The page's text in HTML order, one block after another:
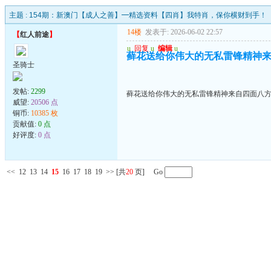
主题 : 154期：新澳门【成人之善】━精选资料【四肖】我特肖，保你横财到手！
【红人前途】
圣骑士
发帖: 2299
威望: 20506 点
铜币: 10385 枚
贡献值: 0 点
好评度: 0 点
14楼 发表于: 2026-06-02 22:57
u 回复 u 编辑 u
藓花送给你伟大的无私雷锋精神
藓花送给你伟大的无私雷锋精神来自四面八
<< 12 13 14 15 16 17 18 19 >> [共20 页] Go